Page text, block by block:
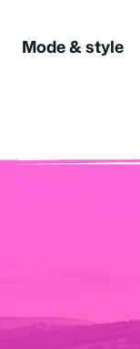
Mode & style